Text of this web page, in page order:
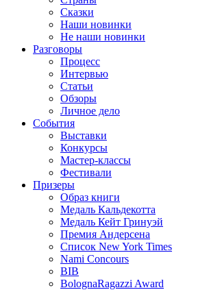
Сказки
Наши новинки
Не наши новинки
Разговоры
Процесс
Интервью
Статьи
Обзоры
Личное дело
События
Выставки
Конкурсы
Мастер-классы
Фестивали
Призеры
Образ книги
Медаль Кальдекотта
Медаль Кейт Гринуэй
Премия Андерсена
Список New York Times
Nami Concours
BIB
BolognaRagazzi Award